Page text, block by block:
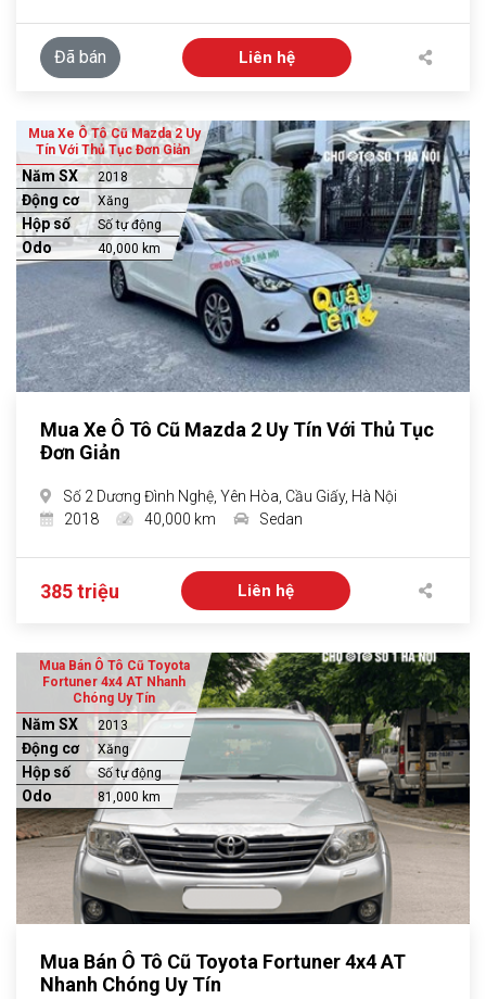
Đã bán Liên hệ
Mua Xe Ô Tô Cũ Mazda 2 Uy
Tín Với Thủ Tục Đơn Giản
Năm SX 2018
Động cơ Xăng
Hộp số Số tự động
Odo 40,000 km
Mua Xe Ô Tô Cũ Mazda 2 Uy Tín Với Thủ Tục
Đơn Giản
Số 2 Dương Đình Nghệ, Yên Hòa, Cầu Giấy, Hà Nội
2018
40,000 km Sedan
385 triệu Liên hệ
Mua Bán Ô Tô Cũ Toyota
Fortuner 4x4 AT Nhanh
Chóng Uy Tín
Năm SX 2013
Động cơ Xăng
Hộp số Số tự động
Odo 81,000 km
Mua Bán Ô Tô Cũ Toyota Fortuner 4x4 AT
Nhanh Chóng Uy Tín